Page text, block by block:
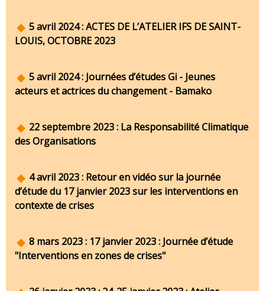
5 avril 2024 : ACTES DE L’ATELIER IFS DE SAINT-
LOUIS, OCTOBRE 2023
5 avril 2024 : Journées d’études Gi - Jeunes
acteurs et actrices du changement - Bamako
22 septembre 2023 : La Responsabilité Climatique
des Organisations
4 avril 2023 : Retour en vidéo sur la journée
d’étude du 17 janvier 2023 sur les interventions en
contexte de crises
8 mars 2023 : 17 janvier 2023 : Journée d’étude
"Interventions en zones de crises"